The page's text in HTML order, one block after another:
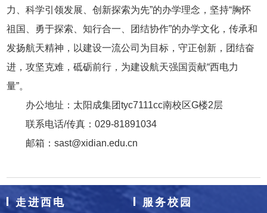
力、科学引领发展、创新探索为先”的办学理念，坚持“胸怀
祖国、勇于探索、知行合一、团结协作”的办学文化，传承和
发扬航天精神，以建设一流公司为目标，守正创新，团结奋
进，攻坚克难，砥砺前行，为建设航天强国贡献“西电力
量”。
办公地址：太阳成集团tyc7111cc南校区G楼2层
联系电话/传真：029-81891034
邮箱：sast@xidian.edu.cn
走进西电 服务校园